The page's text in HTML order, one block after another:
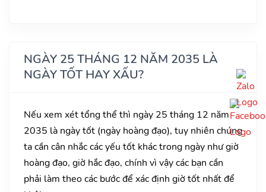
NGÀY 25 THÁNG 12 NĂM 2035 LÀ
NGÀY TỐT HAY XẤU?
Nếu xem xét tổng thể thì ngày 25 tháng 12 năm
2035 là ngày tốt (ngày hoàng đạo), tuy nhiên chúng
ta cần cân nhắc các yếu tốt khác trong ngày như giờ
hoàng đạo, giờ hắc đạo, chính vì vậy các bạn cần
phải làm theo các bước để xác định giờ tốt nhất để